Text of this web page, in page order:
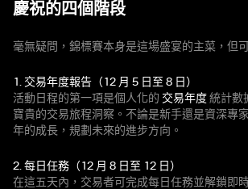
慶祝的四個階段
毫無疑問，錦標賽本身是這場盛宴的主菜，但
1. 交易年度報告（12 月 5 日至 8 日）
活動日程的第一項是個人化的 交易年度 統計數
寶貴的交易旅程洞察。不論是新手還是資深專
年的成長，規劃未來的進步方向。
2. 每日任務（12 月 8 日至 12 日）
在這五天內，交易者可完成每日任務並解鎖即